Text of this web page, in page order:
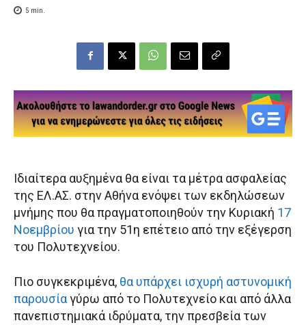
5 min.
Ιδιαίτερα αυξημένα θα είναι τα μέτρα ασφαλείας
της ΕΛ.ΑΣ. στην Αθήνα ενόψει των εκδηλώσεων
μνήμης που θα πραγματοποιηθούν την Κυριακή 17
Νοεμβρίου για την 51η επέτειο από την εξέγερση
του Πολυτεχνείου.
Πιο συγκεκριμένα, θα υπάρχει ισχυρή αστυνομική
παρουσίαγύρω από το Πολυτεχνείο και από άλλα
πανεπιστημιακά ιδρύματα, την πρεσβεία των